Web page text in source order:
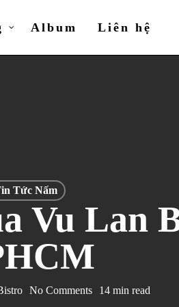
Album Liên hệ
Tức Nấm
Vu Lan
No Comments 14 min read